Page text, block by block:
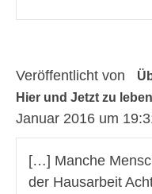
Veröffentlicht von
Hier und Jetzt zu
Januar 2016 um
[…] Manche
der Hausarbeit